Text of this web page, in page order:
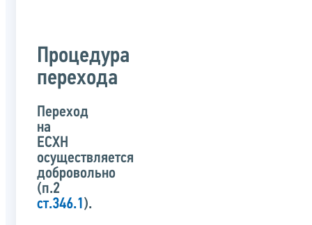
Процедура
перехода
Переход
на
ЕСХН
осуществляется
добровольно
(п.2
ст.346.1).